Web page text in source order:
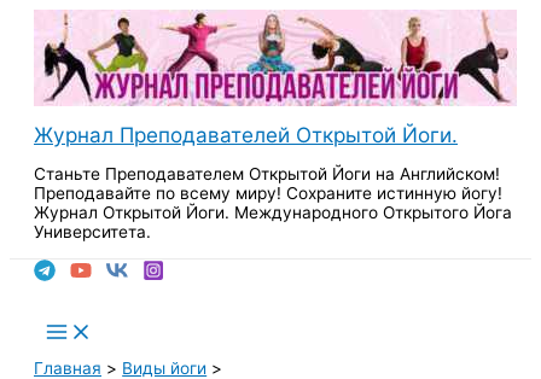
Перейти
содержимому
Журнал Преподавателей Открытой Йоги.
Станьте Преподавателем Открытой Йоги на Английском!
Преподавайте по всему миру! Сохраните истинную йогу!
Журнал Открытой Йоги. Международного Открытого Йога
Университета.
Main
Menu
Главная
Виды йоги